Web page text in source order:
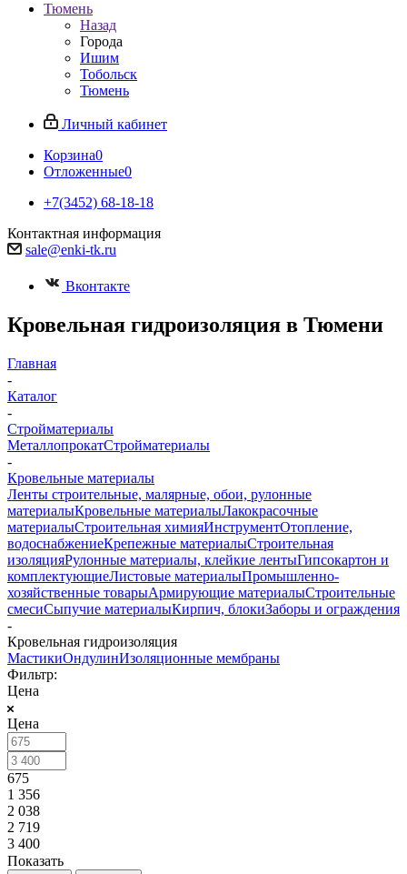
Тюмень
Назад
Города
Ишим
Тобольск
Тюмень
Личный кабинет
Корзина0
Отложенные0
+7(3452) 68-18-18
Контактная информация
sale@enki-tk.ru
Вконтакте
Кровельная гидроизоляция в Тюмени
Главная
-
Каталог
-
Стройматериалы
МеталлопрокатСтройматериалы
-
Кровельные материалы
Ленты строительные, малярные, обои, рулонные
материалыКровельные материалыЛакокрасочные
материалыСтроительная химияИнструментОтопление,
водоснабжениеКрепежные материалыСтроительная
изоляцияРулонные материалы, клейкие лентыГипсокартон и
комплектующиеЛистовые материалыПромышленно-
хозяйственные товарыАрмирующие материалыСтроительные
смесиСыпучие материалыКирпич, блокиЗаборы и ограждения
-
Кровельная гидроизоляция
МастикиОндулинИзоляционные мембраны
Фильтр:
Цена
Цена
675
1 356
2 038
2 719
3 400
Показать